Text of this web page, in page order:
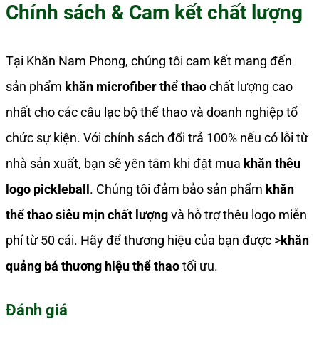
Chính sách & Cam kết chất lượng
Tại Khăn Nam Phong, chúng tôi cam kết mang đến
sản phẩm khăn microfiber thể thaochất lượng cao
nhất cho các câu lạc bộ thể thao và doanh nghiệp tổ
chức sự kiện. Với chính sách đổi trả 100% nếu có lỗi từ
nhà sản xuất, bạn sẽ yên tâm khi đặt mua khăn thêu
logo pickleball . Chúng tôi đảm bảo sản phẩm khăn
thể thao siêu mịn chất lượngvà hỗ trợ thêu logo miễn
phí từ 50 cái. Hãy để thương hiệu của bạn được >khăn
quảng bá thương hiệu thể thaotối ưu.
Đánh giá